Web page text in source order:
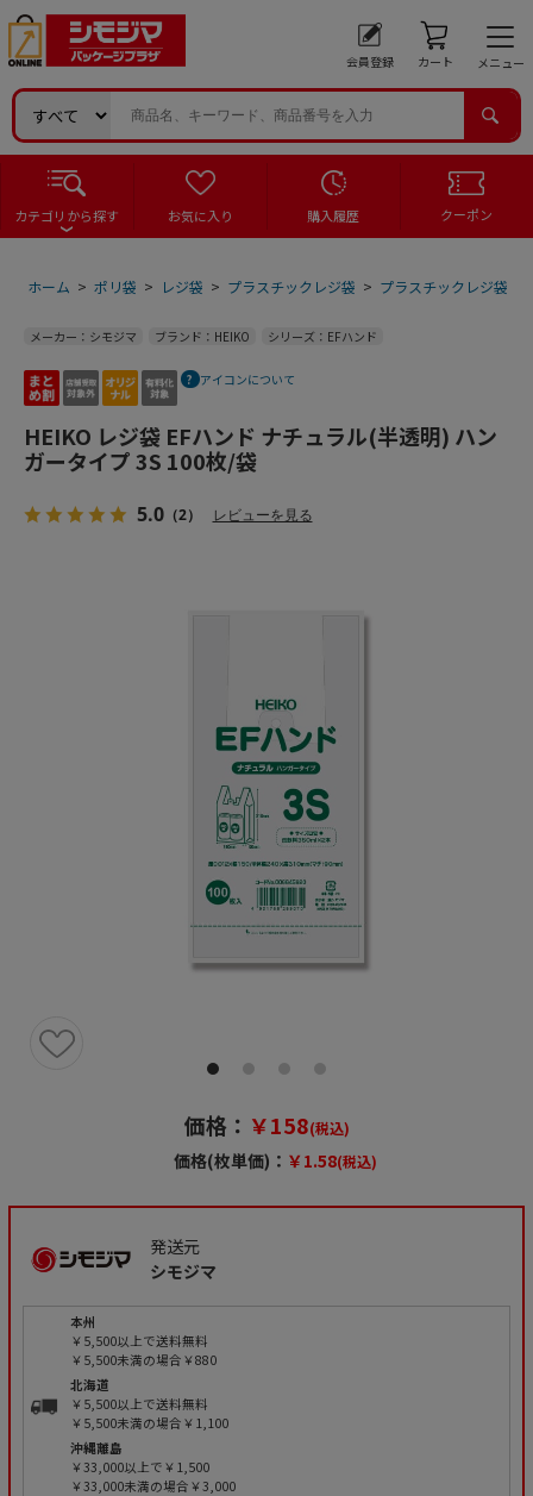
会員登録 カート メニュー
カテゴリから探す お気に入り 購入履歴 クーポン
ホーム > ポリ袋 > レジ袋 > プラスチックレジ袋 > プラスチックレジ袋 ナ
メーカー：シモジマ ブランド：HEIKO シリーズ：EFハンド
アイコンについて
HEIKO レジ袋 EFハンド ナチュラル(半透明) ハン
ガータイプ 3S 100枚/袋
5.0（2） レビューを見る
価格： ￥158(税込)
価格(枚単価)： ￥1.58(税込)
発送元
シモジマ
本州
￥5,500以上で送料無料
￥5,500未満の場合￥880
北海道
￥5,500以上で送料無料
￥5,500未満の場合￥1,100
沖縄離島
￥33,000以上で￥1,500
￥33,000未満の場合￥3,000